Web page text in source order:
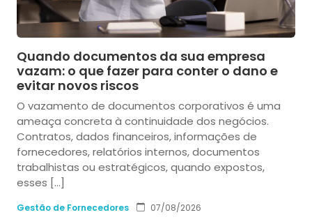
Quando documentos da sua empresa
vazam: o que fazer para conter o dano e
evitar novos riscos
O vazamento de documentos corporativos é uma
ameaça concreta à continuidade dos negócios.
Contratos, dados financeiros, informações de
fornecedores, relatórios internos, documentos
trabalhistas ou estratégicos, quando expostos,
esses […]
Gestão de Fornecedores 07/08/2026